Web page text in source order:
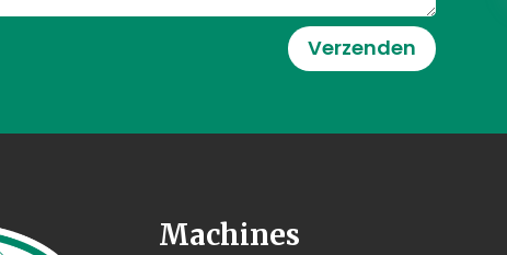
Verzenden
Machines